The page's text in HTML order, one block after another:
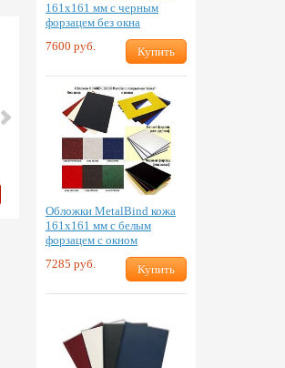
Канал кожа 304 мм А4 20 мм
2117 руб. Купить
161х161 мм с черным
форзацем без окна
7600 руб.
Купить
Обложки MetalBind кожа
161х161 мм с белым
форзацем с окном
7285 руб.
Купить